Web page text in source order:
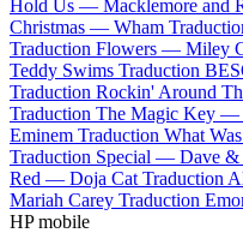
Hold Us — Macklemore and
Christmas — Wham
Traduction Flowers — Miley
Teddy Swims Traduction
Traduction Rockin' Around
Traduction The Magic Key —
Eminem Traduction What
Traduction Special — Dave &
Red — Doja Cat Traduction
Mariah Carey Traduction
HP mobile